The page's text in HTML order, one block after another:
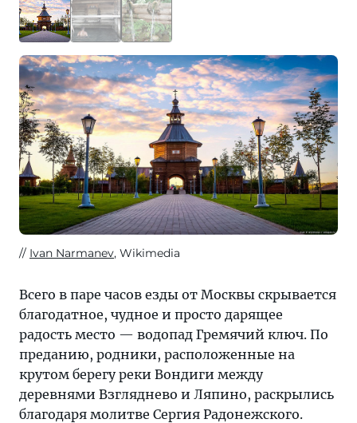
Ivan Narmanev, Wikimedia
Всего в паре часов езды от Москвы скрывается
благодатное, чудное и просто дарящее
радость место — водопад Гремячий ключ. По
преданию, родники, расположенные на
крутом берегу реки Вондиги между
деревнями Взгляднево и Ляпино, раскрылись
благодаря молитве Сергия Радонежского.